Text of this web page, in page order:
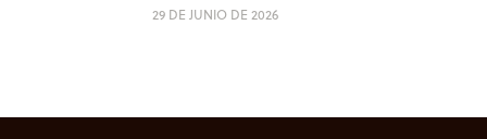
29 DE JUNIO DE 2026